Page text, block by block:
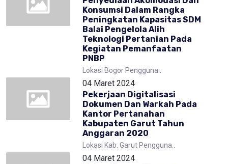
Konsumsi Dalam Rangka
Peningkatan Kapasitas SDM
Balai Pengelola Alih
Teknologi Pertanian Pada
Kegiatan Pemanfaatan
PNBP
Lokasi Bogor Pengguna..
04 Maret 2024
Pekerjaan Digitalisasi
Dokumen Dan Warkah Pada
Kantor Pertanahan
Kabupaten Garut Tahun
Anggaran 2020
Lokasi Kab. Garut Pengguna..
04 Maret 2024